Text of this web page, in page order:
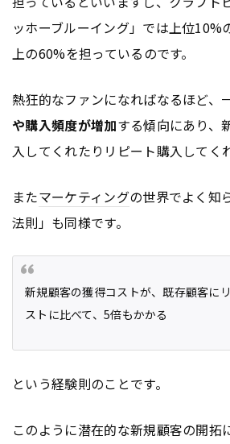
ッホーブルーイング」では上位10%
上の60%を担っているのです。
熱狂的なファンになればなるほど、
や購入頻度が増加する傾向にあり、
入してくれたりリピート購入してく
またマーケティングの世界でよく知
法則」も同様です。
新規顧客の獲得コストが、既存顧客に
ストに比べて、5倍もかかる
という経験則のことです。
このように潜在的な新規顧客の開拓